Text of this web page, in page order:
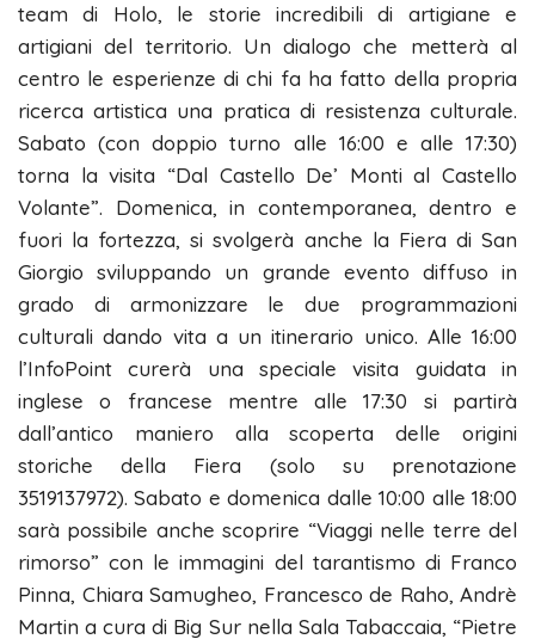
team di Holo, le storie incredibili di artigiane e
artigiani del territorio. Un dialogo che metterà al
centro le esperienze di chi fa ha fatto della propria
ricerca artistica una pratica di resistenza culturale.
Sabato (con doppio turno alle 16:00 e alle 17:30)
torna la visita “Dal Castello De’ Monti al Castello
Volante”. Domenica, in contemporanea, dentro e
fuori la fortezza, si svolgerà anche la Fiera di San
Giorgio sviluppando un grande evento diffuso in
grado di armonizzare le due programmazioni
culturali dando vita a un itinerario unico. Alle 16:00
l’InfoPoint curerà una speciale visita guidata in
inglese o francese mentre alle 17:30 si partirà
dall’antico maniero alla scoperta delle origini
storiche della Fiera (solo su prenotazione
3519137972). Sabato e domenica dalle 10:00 alle 18:00
sarà possibile anche scoprire “Viaggi nelle terre del
rimorso” con le immagini del tarantismo di Franco
Pinna, Chiara Samugheo, Francesco de Raho, Andrè
Martin a cura di Big Sur nella Sala Tabaccaia, “Pietre